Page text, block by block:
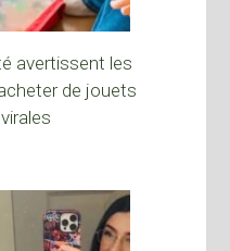
avertissent les
de jouets